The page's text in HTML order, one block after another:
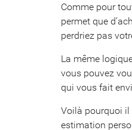
Comme pour
permet que
perdriez pas
La même
vous pouvez
qui vous fait
Voilà pourquoi il
estimation